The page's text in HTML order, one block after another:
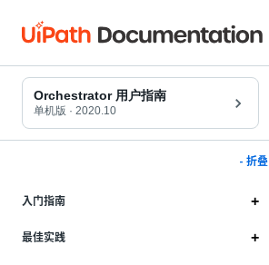
Orchestrator 用户指南
单机版 · 2020.10
- 折叠
入门指南
最佳实践